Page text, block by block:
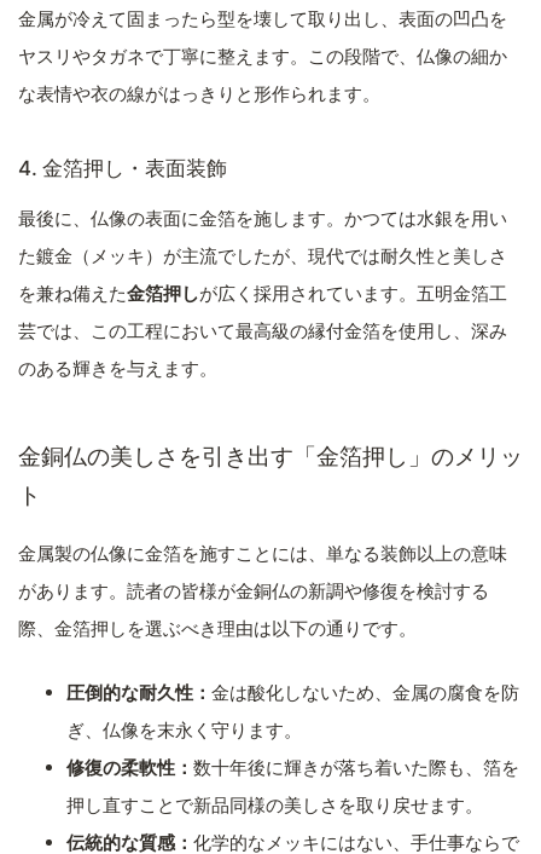
金属が冷えて固まったら型を壊して取り出し、表面の凹凸を
ヤスリやタガネで丁寧に整えます。この段階で、仏像の細か
な表情や衣の線がはっきりと形作られます。
4. 金箔押し・表面装飾
最後に、仏像の表面に金箔を施します。かつては水銀を用い
た鍍金（メッキ）が主流でしたが、現代では耐久性と美しさ
を兼ね備えた金箔押しが広く採用されています。五明金箔工
芸では、この工程において最高級の縁付金箔を使用し、深み
のある輝きを与えます。
金銅仏の美しさを引き出す「金箔押し」のメリッ
ト
金属製の仏像に金箔を施すことには、単なる装飾以上の意味
があります。読者の皆様が金銅仏の新調や修復を検討する
際、金箔押しを選ぶべき理由は以下の通りです。
圧倒的な耐久性： 金は酸化しないため、金属の腐食を防
ぎ、仏像を末永く守ります。
修復の柔軟性： 数十年後に輝きが落ち着いた際も、箔を
押し直すことで新品同様の美しさを取り戻せます。
伝統的な質感： 化学的なメッキにはない、手仕事ならで